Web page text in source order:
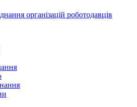
організацій роботодавців